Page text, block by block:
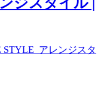
STYLE アレンジスタ